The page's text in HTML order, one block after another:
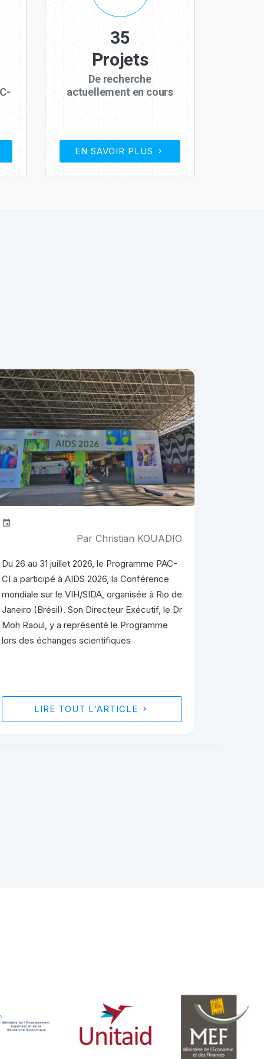
35
Projets
De recherche
actuellement en cours
EN SAVOIR PLUS
Par Christian KOUADIO
Du 26 au 31 juillet 2026, le Programme PAC-
CI a participé à AIDS 2026, la Conférence
mondiale sur le VIH/SIDA, organisée à Rio de
Janeiro (Brésil). Son Directeur Exécutif, le Dr
Moh Raoul, y a représenté le Programme
lors des échanges scientifiques
LIRE TOUT L'ARTICLE